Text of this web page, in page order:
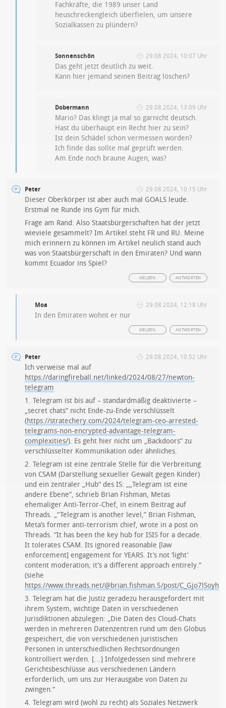
Fachkräfte, die 1989 unser Land
heuschreckengleich überfielen, um unsere
Sozialkassen zu plündern?
Sonnenschön 29.08.2024, 10:07 Uhr
Das geht jetzt deutlich zu weit.
Kann hier jemand seinen Beitrag löschen?
Dobermann 29.08.2024, 13:09 Uhr
Mario? Das klingt ja mal so garnicht deutsch.
Hast du überhaupt ein Recht hier zu sein?
Ist dein Schädel schon vermessen worden?
Ich finde das sollte mal geprüft werden.
Am Ende noch braune Augen, was?
Peter 29.08.2024, 10:15 Uhr
Dieser Oberkörper ist aber auch mal GOALS leude.
Erstmal ne Runde ins Gym für mich.
Frage am Rand: Also Staatsbürgerschaften hat der jetzt
wieviele gesammelt? Im Artikel steht FR und RU. Meine
mich erinnern zu können im Artikel neulich stand auch
was von Staatsbürgerschaft in den Emiraten? Und wann
kommt Ecuador ins Spiel?
ANTWORTEN
MELDEN
Moa 29.08.2024, 12:18 Uhr
In den Emiraten wohnt er nur
ANTWORTEN
MELDEN
Peter 29.08.2024, 10:52 Uhr
Ich verweise mal auf
https://daringfireball.net/linked/2024/08/27/newton-
telegram
1. Telegram ist bis auf – standardmäßig deaktivierte –
„secret chats“ nicht Ende-zu-Ende verschlüsselt
(https://stratechery.com/2024/telegram-ceo-arrested-
telegrams-non-encrypted-advantage-telegram-
complexities/). Es geht hier nicht um „Backdoors“ zu
verschlüsselter Kommunikation oder ähnliches.
2. Telegram ist eine zentrale Stelle für die Verbreitung
von CSAM (Darstellung sexueller Gewalt gegen Kinder)
und ein zentraler „Hub“ des IS: „„Telegram ist eine
andere Ebene“, schrieb Brian Fishman, Metas
ehemaliger Anti-Terror-Chef, in einem Beitrag auf
Threads. „“Telegram is another level,” Brian Fishman,
Meta’s former anti-terrorism chief, wrote in a post on
Threads. “It has been the key hub for ISIS for a decade.
It tolerates CSAM. Its ignored reasonable [law
enforcement] engagement for YEARS. It’s not ‘light’
content moderation; it’s a different approach entirely.“
(siehe
https://www.threads.net/@brian.fishman.5/post/C_Gjo7lSoyh)
3. Telegram hat die Justiz geradezu herausgefordert mit
ihrem System, wichtige Daten in verschiedenen
Jurisdiktionen abzulegen: „Die Daten des Cloud-Chats
werden in mehreren Datenzentren rund um den Globus
gespeichert, die von verschiedenen juristischen
Personen in unterschiedlichen Rechtsordnungen
kontrolliert werden. […] Infolgedessen sind mehrere
Gerichtsbeschlüsse aus verschiedenen Ländern
erforderlich, um uns zur Herausgabe von Daten zu
zwingen.“
4. Telegram wird (wohl zu recht) als Soziales Netzwerk